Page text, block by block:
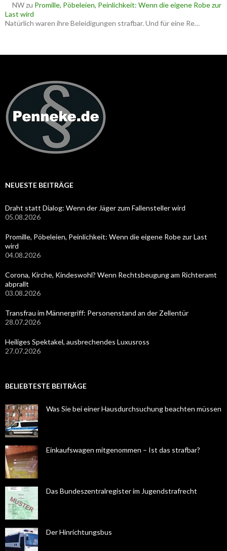
NWzu Promille, Pöbeleien, Peinlichkeit: Wenn die eigene Robe zur
Last wird
Natürlich waren ihre Beleidigungen strafbar. Und für eine Re…
NEUESTE BEITRÄGE
Draht statt Dialog: Wenn der Jäger zum Fallensteller wird
05.08.2026
Promille, Pöbeleien, Peinlichkeit: Wenn die eigene Robe zur Last
wird
04.08.2026
Corona, Kirche, Kindeswohl? Wenn Rechtsbeugung am Richteramt
abprallt
03.08.2026
Transfrau im Männergriff: Personenstand an der Zellentür
28.07.2026
Heiliges Spektakel, ausbrechendes Luxusross
27.07.2026
BELIEBTESTE BEITRÄGE
Was Sie bei einer Hausdurchsuchung beachten müssen
Einkaufswagen mitgenommen – Ist das strafbar?
Das Bundeszentralregister im Jugendstrafrecht
Der Hinrichtungsbus